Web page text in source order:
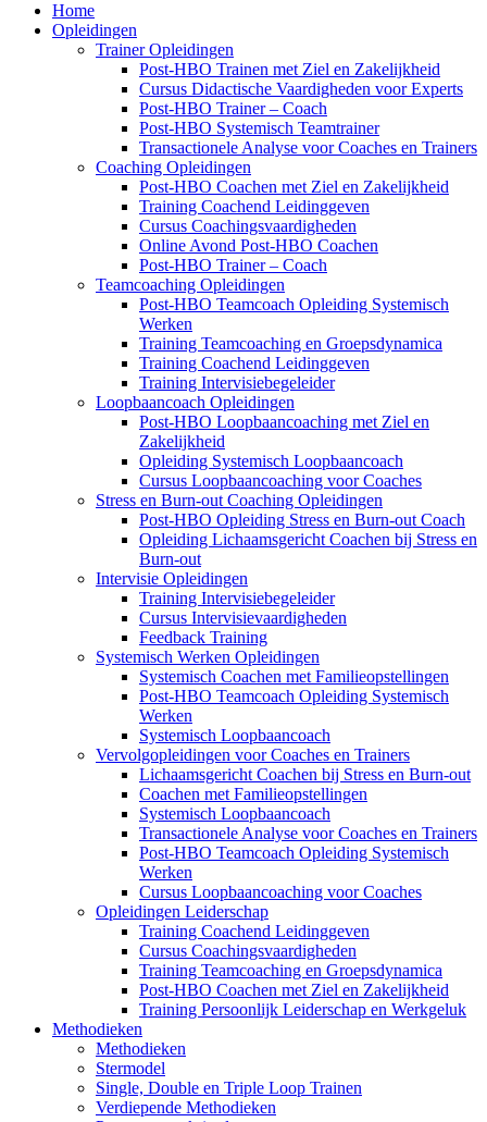
Home
Opleidingen
Trainer Opleidingen
Post-HBO Trainen met Ziel en Zakelijkheid
Cursus Didactische Vaardigheden voor Experts
Post-HBO Trainer – Coach
Post-HBO Systemisch Teamtrainer
Transactionele Analyse voor Coaches en Trainers
Coaching Opleidingen
Post-HBO Coachen met Ziel en Zakelijkheid
Training Coachend Leidinggeven
Cursus Coachingsvaardigheden
Online Avond Post-HBO Coachen
Post-HBO Trainer – Coach
Teamcoaching Opleidingen
Post-HBO Teamcoach Opleiding Systemisch
Werken
Training Teamcoaching en Groepsdynamica
Training Coachend Leidinggeven
Training Intervisiebegeleider
Loopbaancoach Opleidingen
Post-HBO Loopbaancoaching met Ziel en
Zakelijkheid
Opleiding Systemisch Loopbaancoach
Cursus Loopbaancoaching voor Coaches
Stress en Burn-out Coaching Opleidingen
Post-HBO Opleiding Stress en Burn-out Coach
Opleiding Lichaamsgericht Coachen bij Stress en
Burn-out
Intervisie Opleidingen
Training Intervisiebegeleider
Cursus Intervisievaardigheden
Feedback Training
Systemisch Werken Opleidingen
Systemisch Coachen met Familieopstellingen
Post-HBO Teamcoach Opleiding Systemisch
Werken
Systemisch Loopbaancoach
Vervolgopleidingen voor Coaches en Trainers
Lichaamsgericht Coachen bij Stress en Burn-out
Coachen met Familieopstellingen
Systemisch Loopbaancoach
Transactionele Analyse voor Coaches en Trainers
Post-HBO Teamcoach Opleiding Systemisch
Werken
Cursus Loopbaancoaching voor Coaches
Opleidingen Leiderschap
Training Coachend Leidinggeven
Cursus Coachingsvaardigheden
Training Teamcoaching en Groepsdynamica
Post-HBO Coachen met Ziel en Zakelijkheid
Training Persoonlijk Leiderschap en Werkgeluk
Methodieken
Methodieken
Stermodel
Single, Double en Triple Loop Trainen
Verdiepende Methodieken